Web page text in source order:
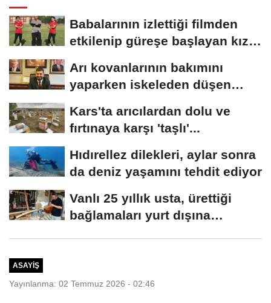
Babalarının izlettiği filmden
etkilenip güreşe başlayan kız
Arı kovanlarının bakımını
yaparken iskeleden düşen
Kars'ta arıcılardan dolu ve
fırtınaya karşı 'taşlı'...
Hıdırellez dilekleri, aylar sonra
da deniz yaşamını tehdit ediyor
Vanlı 25 yıllık usta, ürettiği
bağlamaları yurt dışına
ASAYIŞ
Yayınlanma: 02 Temmuz 2026 - 02:46